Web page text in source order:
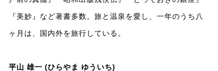
『美妙』など著書多数。旅と温泉を愛し、一年のうち八
ヶ月は、国内外を旅行している。
平山 雄一 (ひらやま ゆういち)